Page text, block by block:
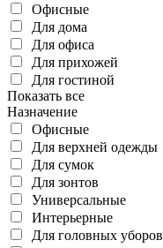
Офисные
Для дома
Для офиса
Для прихожей
Для гостиной
Показать все
Назначение
Офисные
Для верхней одежды
Для сумок
Для зонтов
Универсальные
Интерьерные
Для головных уборов